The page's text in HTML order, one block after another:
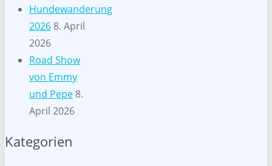
Hundewanderung
2026 8. April
2026
Road Show
von Emmy
und Pepe 8.
April 2026
Kategorien